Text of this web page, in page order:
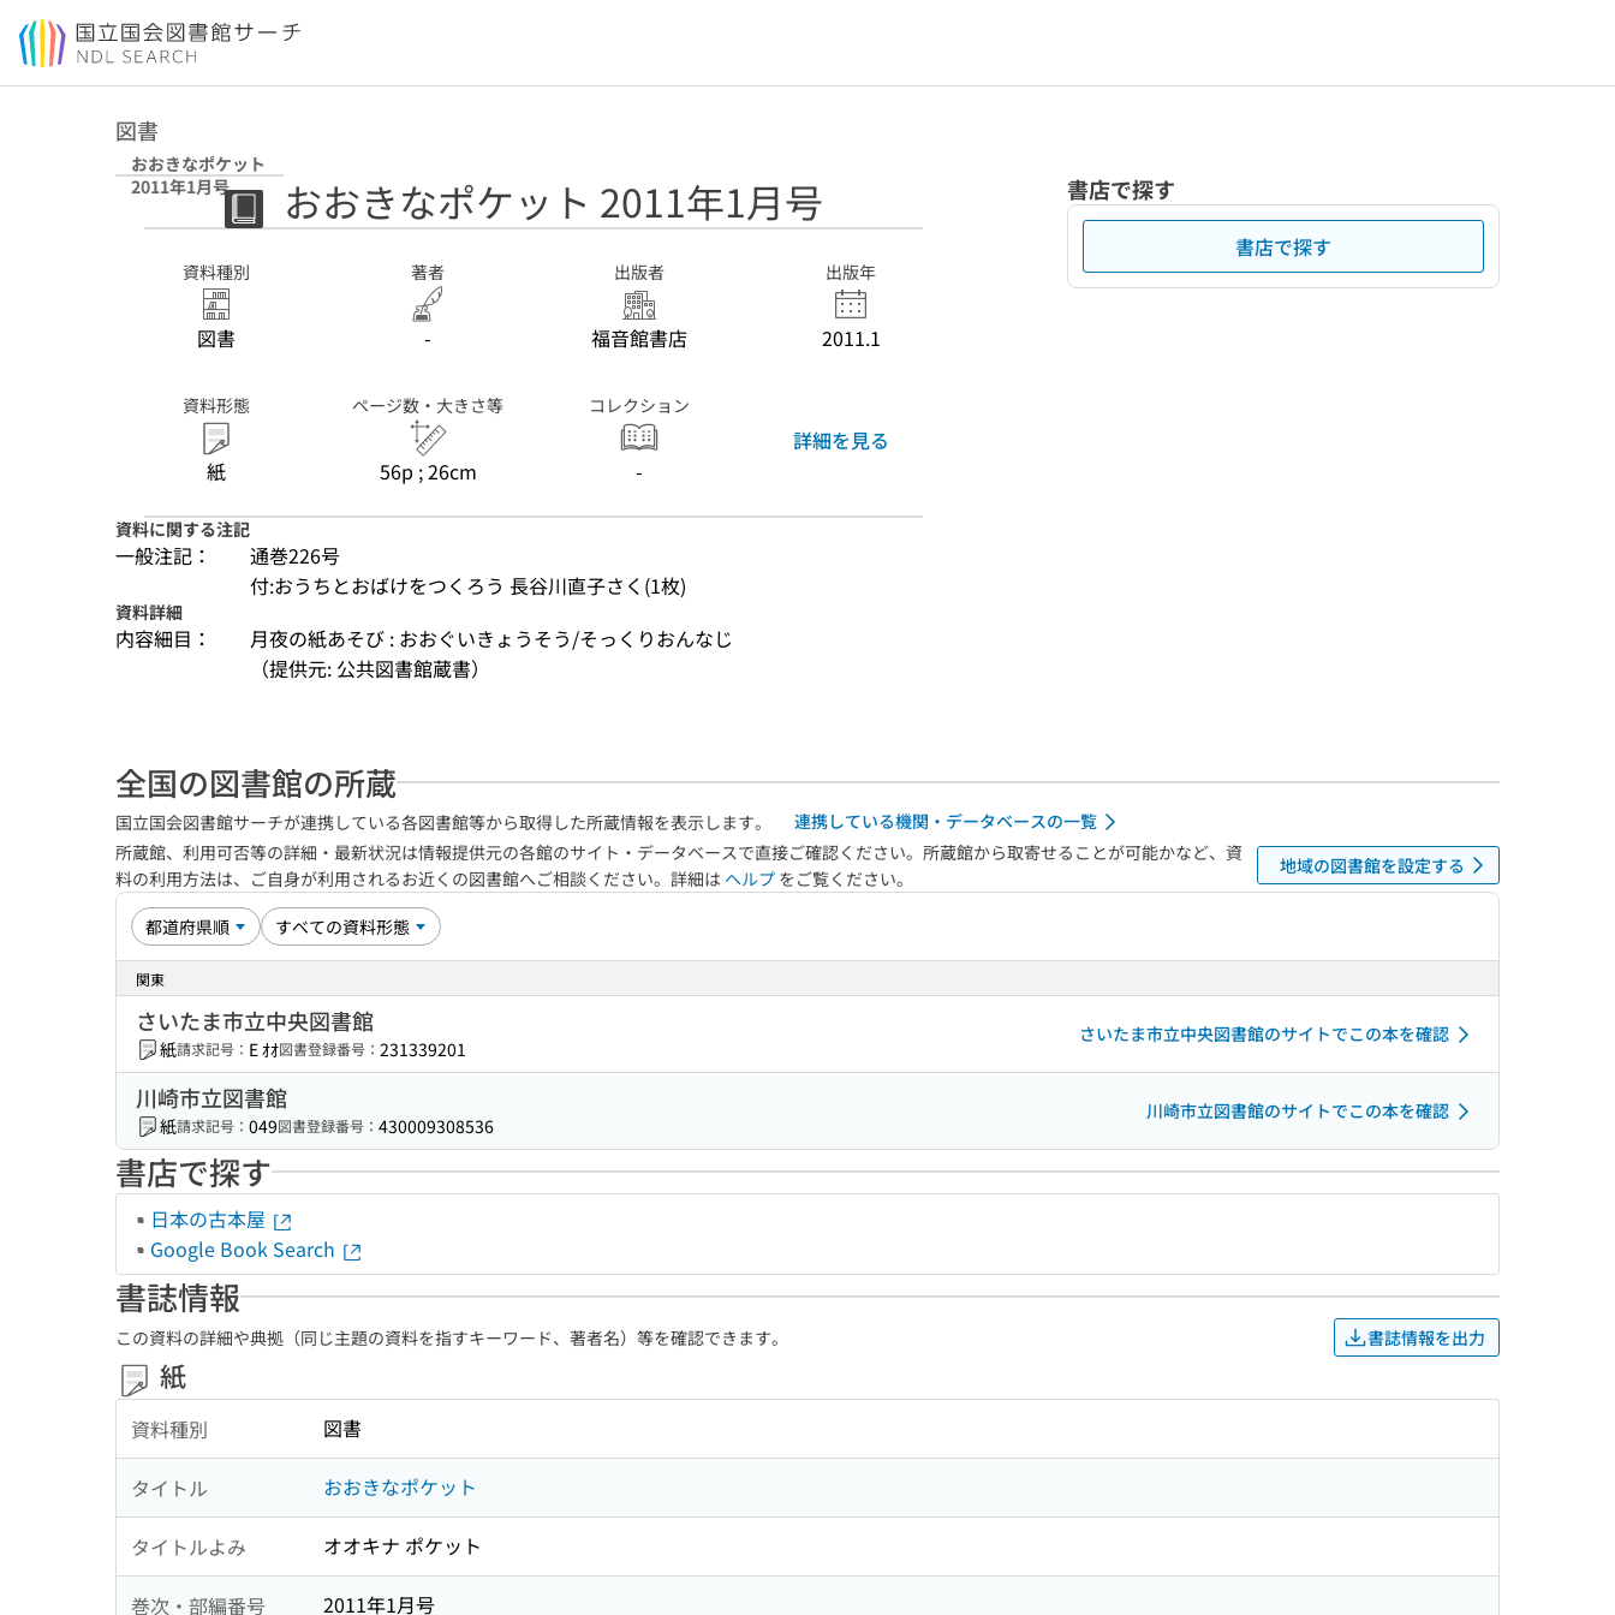
本文へ移動
図書
おおきなポケット
2011年1月号
おおきなポケット 2011年1月号
資料種別
図書
著者
-
出版者
福音館書店
出版年
2011.1
資料形態
紙
ページ数・大きさ等
56p ; 26cm
コレクション
-
詳細を見る
資料に関する注記
一般注記：
通巻226号
付:おうちとおばけをつくろう 長谷川直子さく(1枚)
資料詳細
内容細目：
月夜の紙あそび : おおぐいきょうそう/そっくりおんなじ
（提供元: 公共図書館蔵書）
書店で探す
書店で探す
全国の図書館の所蔵
国立国会図書館サーチが連携している各図書館等から取得した所蔵情報を表示します。
連携している機関・データベースの一覧
所蔵館、利用可否等の詳細・最新状況は情報提供元の各館のサイト・データベースで直接ご確認ください。所蔵館から取寄せることが可能かなど、資
料の利用方法は、ご自身が利用されるお近くの図書館へご相談ください。詳細は ヘルプ をご覧ください。
地域の図書館を設定する
関東
さいたま市立中央図書館
紙請求記号： E ｵｵ図書登録番号： 231339201
さいたま市立中央図書館のサイトでこの本を確認
川崎市立図書館
紙請求記号： 049図書登録番号： 430009308536
川崎市立図書館のサイトでこの本を確認
書店で探す
日本の古本屋
Google Book Search
書誌情報
この資料の詳細や典拠（同じ主題の資料を指すキーワード、著者名）等を確認できます。 書誌情報を出力
紙
資料種別 図書
タイトル おおきなポケット
タイトルよみ オオキナ ポケット
巻次・部編番号 2011年1月号